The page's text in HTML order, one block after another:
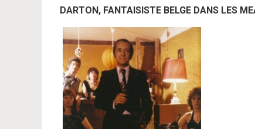
DARTON, FANTAISISTE BELGE DANS LES